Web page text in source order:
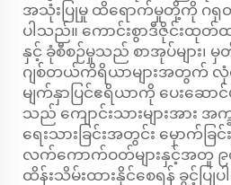
အသုံးပြုမှု ထိရောက်မှုတို့ကို ဂရု
ပါသည်။ ကောင်းစွာဒီဇိုင်းထုတ်ထ
နှင့် ခုံစီစဉ်မှုသည် စာအုပ်များ၊ မှ
ဂျစ်တယ်ကိရိယာများအတွက်
မျက်နှာပြင်ဧရိယာကို ပေးဆော
သည် ကျောင်းသားများအား
ရေးသားခြင်းအတွင်း မှောက်ခြ
လက်ကောက်ဝတ်များနှင့်အတူ ၉
ထိန်းသိမ်းထားနိုင်စေရန် ခွင့်ပြု